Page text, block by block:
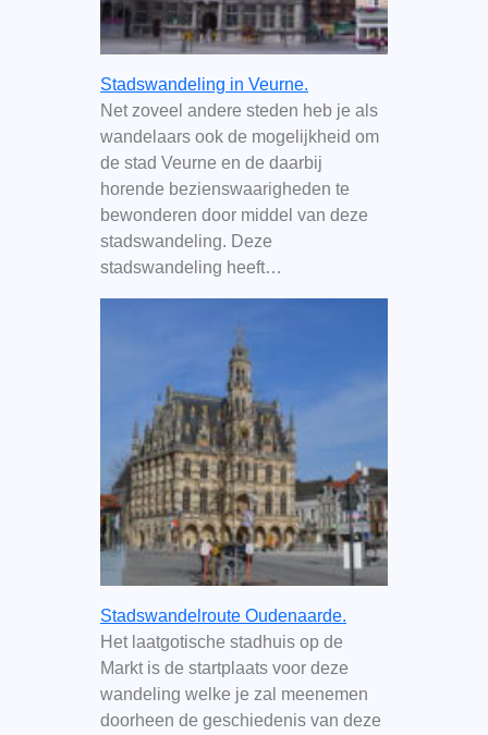
Stadswandeling in Veurne.
Net zoveel andere steden heb je als
wandelaars ook de mogelijkheid om
de stad Veurne en de daarbij
horende bezienswaarigheden te
bewonderen door middel van deze
stadswandeling. Deze
stadswandeling heeft…
Stadswandelroute Oudenaarde.
Het laatgotische stadhuis op de
Markt is de startplaats voor deze
wandeling welke je zal meenemen
doorheen de geschiedenis van deze